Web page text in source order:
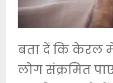
बता दें कि केरल
लोग संक्रमित